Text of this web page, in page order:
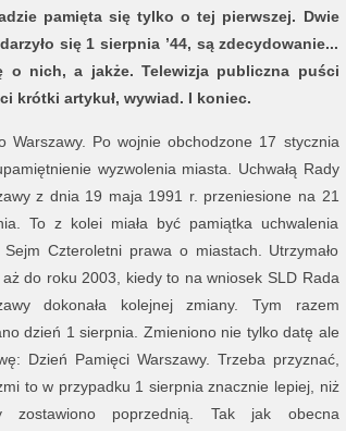
pamięta się tylko o tej pierwszej. Dwie
się 1 sierpnia ’44, są zdecydowanie...
o nich, a jakże. Telewizja publiczna puści
krótki artykuł, wywiad. I koniec.
Warszawy. Po wojnie obchodzone 17 stycznia
wyzwolenia miasta. Uchwałą Rady
z dnia 19 maja 1991 r. przeniesione na 21
To z kolei miała być pamiątka uchwalenia
Sejm Czteroletni prawa o miastach. Utrzymało
do roku 2003, kiedy to na wniosek SLD Rada
dokonała kolejnej zmiany. Tym razem
dzień 1 sierpnia. Zmieniono nie tylko datę ale
Dzień Pamięci Warszawy. Trzeba przyznać,
to w przypadku 1 sierpnia znacznie lepiej, niż
zostawiono poprzednią. Tak jak obecna